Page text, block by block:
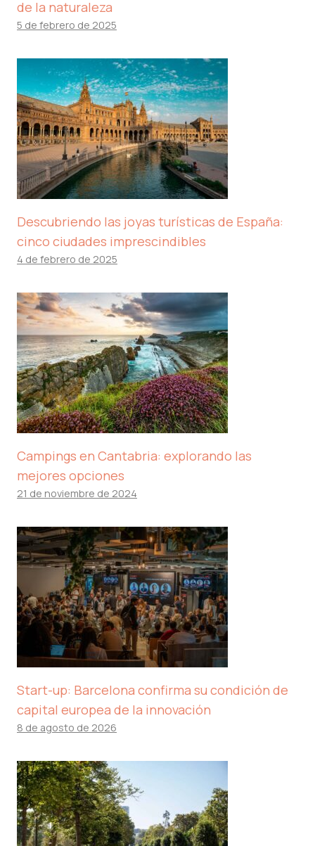
de la naturaleza
5 de febrero de 2025
Descubriendo las joyas turísticas de España:
cinco ciudades imprescindibles
4 de febrero de 2025
Campings en Cantabria: explorando las
mejores opciones
21 de noviembre de 2024
Start-up: Barcelona confirma su condición de
capital europea de la innovación
8 de agosto de 2026